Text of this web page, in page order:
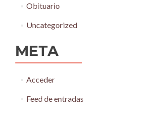
Obituario
Uncategorized
META
Acceder
Feed de entradas